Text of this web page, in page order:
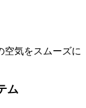
空気をスムーズに
ム